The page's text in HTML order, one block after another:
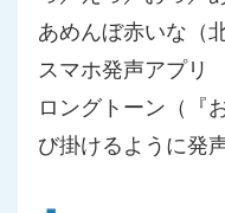
あめんぼ赤いな（
スマホ発声アプリ
ロングトーン（
び掛けるように発